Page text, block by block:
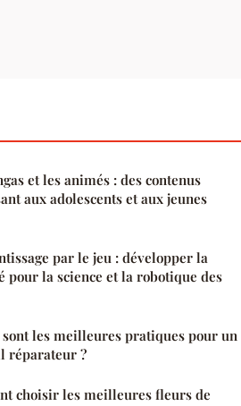
et les animés : des contenus
aux adolescents et aux jeunes
par le jeu : développer la
pour la science et la robotique des
les meilleures pratiques pour un
réparateur ?
choisir les meilleures fleurs de